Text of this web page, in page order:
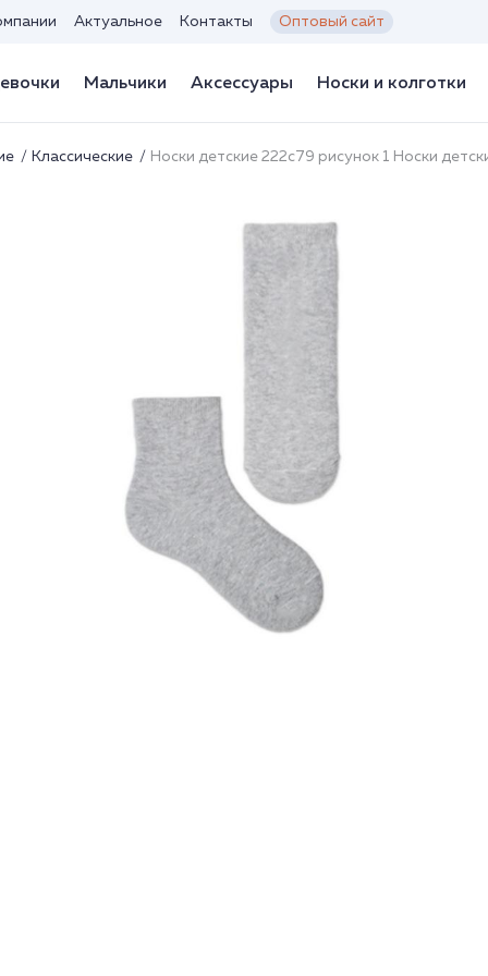
Актуальное Контакты Оптовый сайт
Мальчики Аксессуары Носки и колготки
Классические Носки детские 222с79 рисунок 1 Носки